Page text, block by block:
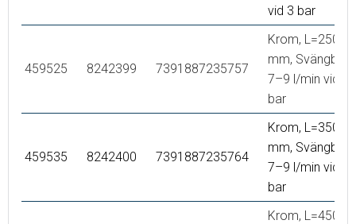
vid 3 bar
459525 8242399 7391887235757
Krom, L=250
mm, Svängbar,
7–9 l/min vid 3
bar
459535 8242400 7391887235764
Krom, L=350
mm, Svängbar,
7–9 l/min vid 3
bar
Krom, L=450